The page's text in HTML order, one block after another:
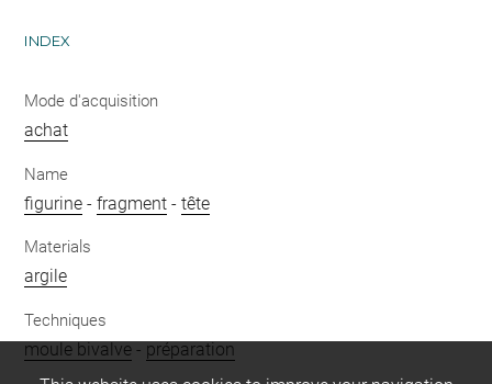
INDEX
Mode d'acquisition
achat
Name
figurine -fragment -tête
Materials
argile
Techniques
moule bivalve - préparation